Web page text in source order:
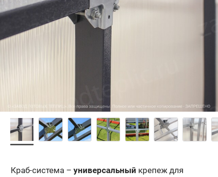
Краб-система – универсальный крепеж для